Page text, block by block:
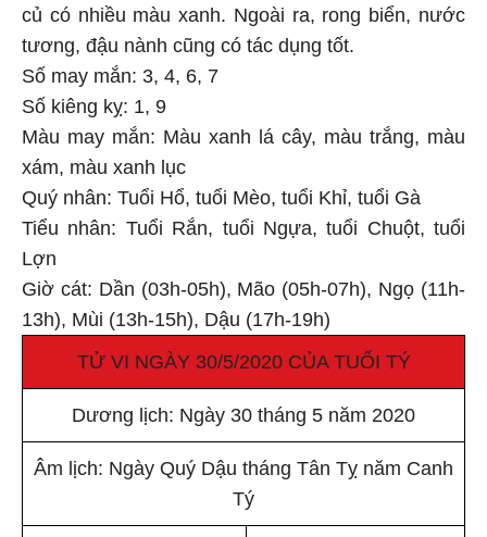
củ có nhiều màu xanh. Ngoài ra, rong biển, nước
tương, đậu nành cũng có tác dụng tốt.
Số may mắn: 3, 4, 6, 7
Số kiêng kỵ: 1, 9
Màu may mắn: Màu xanh lá cây, màu trắng, màu
xám, màu xanh lục
Quý nhân: Tuổi Hổ, tuổi Mèo, tuổi Khỉ, tuổi Gà
Tiểu nhân: Tuổi Rắn, tuổi Ngựa, tuổi Chuột, tuổi
Lợn
Giờ cát: Dần (03h-05h), Mão (05h-07h), Ngọ (11h-
13h), Mùi (13h-15h), Dậu (17h-19h)
TỬ VI NGÀY 30/5/2020 CỦA TUỔI TÝ
Dương lịch: Ngày 30 tháng 5 năm 2020
Âm lịch: Ngày Quý Dậu tháng Tân Tỵ năm Canh
Tý